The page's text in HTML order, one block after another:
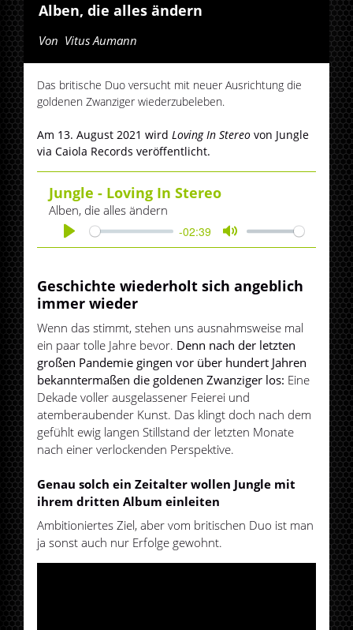
Alben, die alles ändern
Von Vitus Aumann
Das britische Duo versucht mit neuer Ausrichtung die
goldenen Zwanziger wiederzubeleben.
Am 13. August 2021 wirdLoving In Stereo von Jungle
via Caiola Records veröffentlicht.
Jungle - Loving In Stereo
Alben, die alles ändern
Play
-02:39
Mute
Geschichte wiederholt sich angeblich
immer wieder
Wenn das stimmt, stehen uns ausnahmsweise mal
ein paar tolle Jahre bevor. Denn nach der letzten
großen Pandemie gingen vor über hundert Jahren
bekanntermaßen die goldenen Zwanziger los: Eine
Dekade voller ausgelassener Feierei und
atemberaubender Kunst. Das klingt doch nach dem
gefühlt ewig langen Stillstand der letzten Monate
nach einer verlockenden Perspektive.
Genau solch ein Zeitalter wollen Jungle mit
ihrem dritten Album einleiten
Ambitioniertes Ziel, aber vom britischen Duo ist man
ja sonst auch nur Erfolge gewohnt.